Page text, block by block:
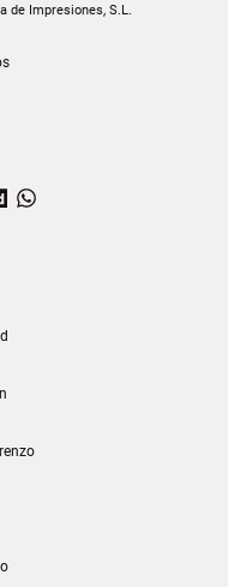
de Impresiones, S.L.
Dailymotion